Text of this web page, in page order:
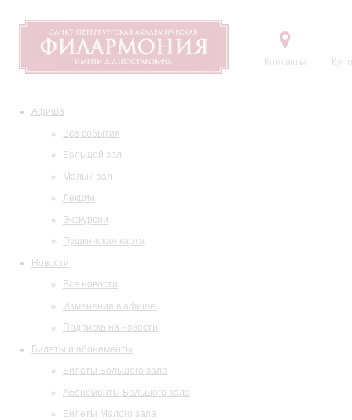
Контакты
Афиша
Все события
Большой зал
Малый зал
Лекции
Экскурсии
Пушкинская карта
Новости
Все новости
Изменения в афише
Подписка на новости
Билеты и абонементы
Билеты Большого зала
Абонементы Большого зала
Билеты Малого зала